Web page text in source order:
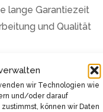
wir Technologien wie
und/oder darauf
können wir Daten
lange Garantiezeit
und Qualität
einfüllen,
frisch mahlen.
optimale